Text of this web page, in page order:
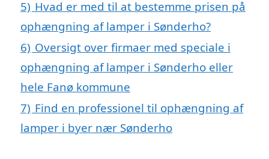
5) Hvad er med til at bestemme prisen på
ophængning af lamper i Sønderho?
6) Oversigt over firmaer med speciale i
ophængning af lamper i Sønderho eller
hele Fanø kommune
7) Find en professionel til ophængning af
lamper i byer nær Sønderho